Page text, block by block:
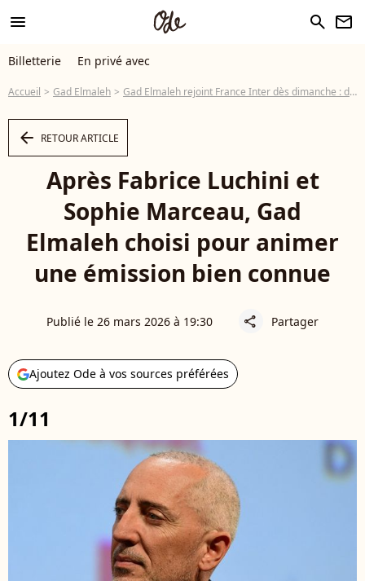
menu search newsletter
Billetterie En privé avec
Accueil Gad Elmaleh Gad Elmaleh rejoint France Inter dès dimanche : découvrez le nouvel exercice dans lequel il se lance
arrow_left RETOUR ARTICLE
Après Fabrice Luchini et
Sophie Marceau, Gad
Elmaleh choisi pour animer
une émission bien connue
Publié le 26 mars 2026 à 19:30 share Partager
Ajoutez Ode à vos sources préférées
1/11